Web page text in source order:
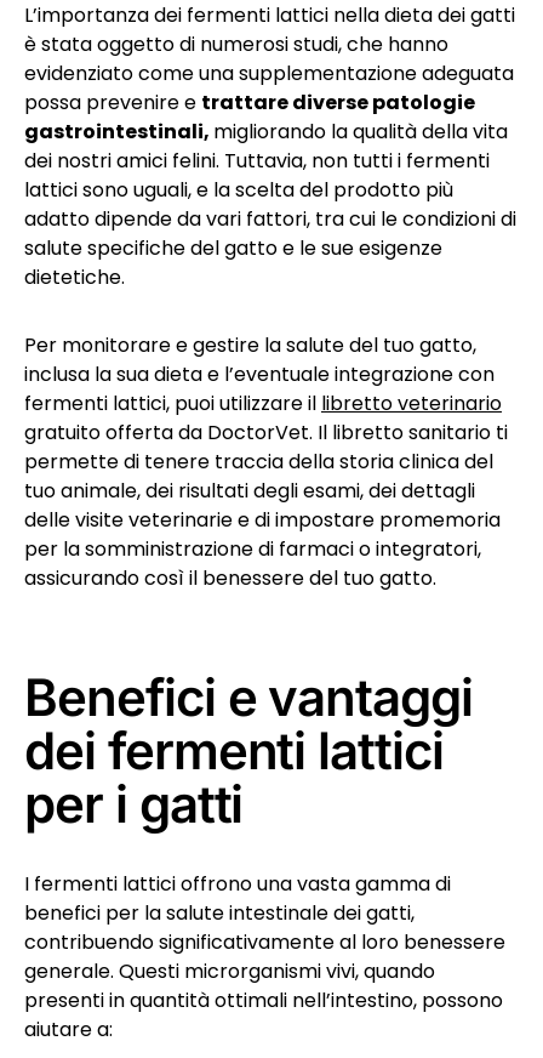
L’importanza dei fermenti lattici nella dieta dei gatti
è stata oggetto di numerosi studi, che hanno
evidenziato come una supplementazione adeguata
possa prevenire e trattare diverse patologie
gastrointestinali, migliorando la qualità della vita
dei nostri amici felini. Tuttavia, non tutti i fermenti
lattici sono uguali, e la scelta del prodotto più
adatto dipende da vari fattori, tra cui le condizioni di
salute specifiche del gatto e le sue esigenze
dietetiche.
Per monitorare e gestire la salute del tuo gatto,
inclusa la sua dieta e l’eventuale integrazione con
fermenti lattici, puoi utilizzare il libretto veterinario
gratuito offerta da DoctorVet. Il libretto sanitario ti
permette di tenere traccia della storia clinica del
tuo animale, dei risultati degli esami, dei dettagli
delle visite veterinarie e di impostare promemoria
per la somministrazione di farmaci o integratori,
assicurando così il benessere del tuo gatto.
Benefici e vantaggi
dei fermenti lattici
per i gatti
I fermenti lattici offrono una vasta gamma di
benefici per la salute intestinale dei gatti,
contribuendo significativamente al loro benessere
generale. Questi microrganismi vivi, quando
presenti in quantità ottimali nell’intestino, possono
aiutare a: